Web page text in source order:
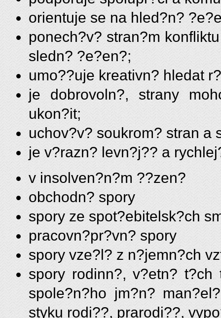
orientuje se na hled?n?
ponech?v? stran?m
sledn? ?e?en?;
umo??uje kreativn? hledat
je dobrovoln?, strany
ukon?it;
uchov?v? soukrom? stran a
je v?razn? levn?j?? a
v insolven?n?m ??zen?
obchodn? spory
spory ze spot?ebitelsk?ch
pracovn?pr?vn? spory
spory vze?l? z n?jemn?ch
spory rodinn?, v?etn? t?ch
spole?n?ho jm?n?
styku rodi??, prarodi??,